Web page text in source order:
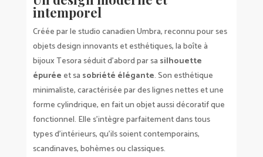
intemporel
Créée par le studio canadien Umbra, reconnu pour ses
objets design innovants et esthétiques, la boîte à
bijoux Tesora séduit d’abord par sa silhouette
épurée et sa sobriété élégante. Son esthétique
minimaliste, caractérisée par des lignes nettes et une
forme cylindrique, en fait un objet aussi décoratif que
fonctionnel. Elle s’intègre parfaitement dans tous
types d’intérieurs, qu’ils soient contemporains,
scandinaves, bohèmes ou classiques.